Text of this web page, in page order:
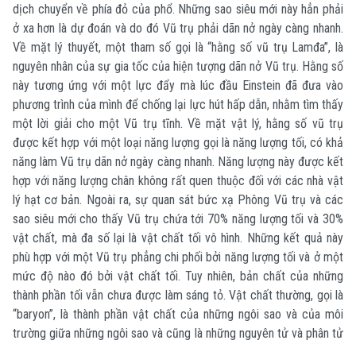
dịch chuyển về phía đỏ của phổ. Những sao siêu mới này hẳn phải
ở xa hơn là dự đoán và do đó Vũ trụ phải dãn nở ngày càng nhanh.
Về mặt lý thuyết, một tham số gọi là “hằng số vũ trụ Lamđa”, là
nguyên nhân của sự gia tốc của hiện tượng dãn nở Vũ trụ. Hằng số
này tương ứng với một lực đẩy mà lúc đầu Einstein đã đưa vào
phương trình của mình để chống lại lực hút hấp dẫn, nhằm tìm thấy
một lời giải cho một Vũ trụ tĩnh. Về mặt vật lý, hằng số vũ trụ
được kết hợp với một loại năng lượng gọi là năng lượng tối, có khả
năng làm Vũ trụ dãn nở ngày càng nhanh. Năng lượng này được kết
hợp với năng lượng chân không rất quen thuộc đối với các nhà vật
lý hạt cơ bản. Ngoài ra, sự quan sát bức xạ Phông Vũ trụ và các
sao siêu mới cho thấy Vũ trụ chứa tới 70% năng lượng tối và 30%
vật chất, mà đa số lại là vật chất tối vô hình. Những kết quả này
phù hợp với một Vũ trụ phẳng chi phối bởi năng lượng tối và ở một
mức độ nào đó bởi vật chất tối. Tuy nhiên, bản chất của những
thành phần tối vẫn chưa được làm sáng tỏ. Vật chất thường, gọi là
“baryon”, là thành phần vật chất của những ngôi sao và của môi
trường giữa những ngôi sao và cũng là những nguyên tử và phân tử